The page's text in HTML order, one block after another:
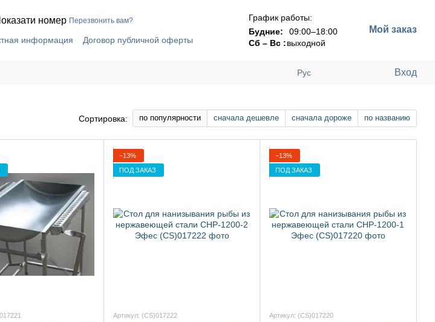
номер Перезвонить вам?
информация Договор публичной оферты
График работы:
Будние:
09:00–18:00
Сб – Вс :выходной
Мой заказ
Рус Вход
Сортировка: по популярности сначала дешевле сначала дороже по названию
−13%
ПОД ЗАКАЗ
Артикул: (CS)017222
−13%
ПОД ЗАКАЗ
Артикул: (CS)017220